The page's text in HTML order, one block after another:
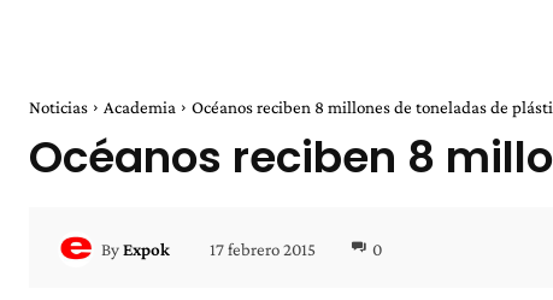
Noticias Academia Océanos reciben 8 millones de toneladas de
Océanos reciben 8
ByExpok 17 febrero 2015 0